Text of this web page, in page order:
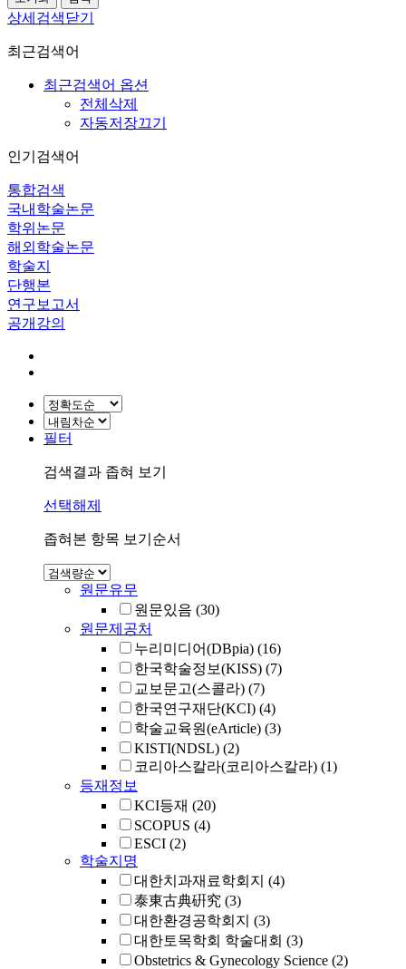
상세검색닫기
최근검색어
최근검색어 옵션
전체삭제
자동저장끄기
인기검색어
통합검색
국내학술논문
학위논문
해외학술논문
학술지
단행본
연구보고서
공개강의
필터
검색결과 좁혀 보기
선택해제
좁혀본 항목 보기순서
원문유무
원문있음 (30)
원문제공처
누리미디어(DBpia) (16)
한국학술정보(KISS) (7)
교보문고(스콜라) (7)
한국연구재단(KCI) (4)
학술교육원(eArticle) (3)
KISTI(NDSL) (2)
코리아스칼라(코리아스칼라) (1)
등재정보
KCI등재 (20)
SCOPUS (4)
ESCI (2)
학술지명
대한치과재료학회지 (4)
泰東古典硏究 (3)
대한환경공학회지 (3)
대한토목학회 학술대회 (3)
Obstetrics & Gynecology Science (2)